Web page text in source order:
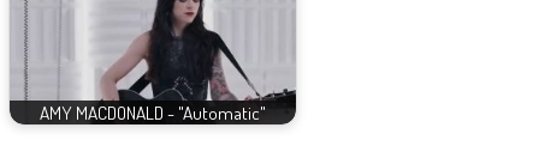
AMY MACDONALD - "Automatic"